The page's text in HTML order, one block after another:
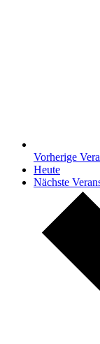
Vorherige
Heute
Nächste